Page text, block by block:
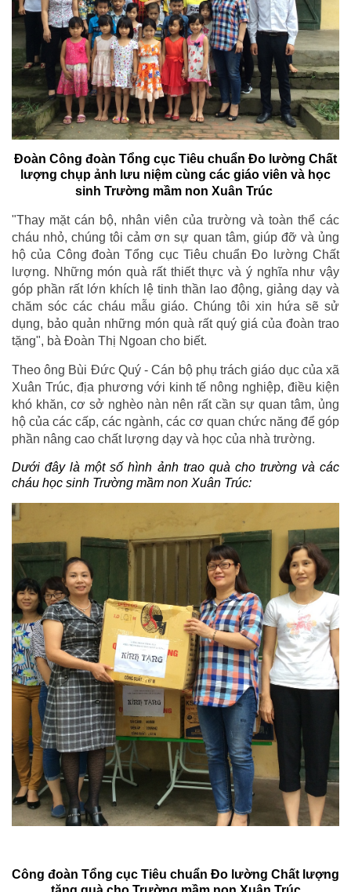
Đoàn Công đoàn Tổng cục Tiêu chuẩn Đo lường Chất
lượng chụp ảnh lưu niệm cùng các giáo viên và học
sinh Trường mầm non Xuân Trúc
"Thay mặt cán bộ, nhân viên của trường và toàn thể các
cháu nhỏ, chúng tôi cảm ơn sự quan tâm, giúp đỡ và ủng
hộ của Công đoàn Tổng cục Tiêu chuẩn Đo lường Chất
lượng. Những món quà rất thiết thực và ý nghĩa như vậy
góp phần rất lớn khích lệ tinh thần lao động, giảng dạy và
chăm sóc các cháu mẫu giáo. Chúng tôi xin hứa sẽ sử
dụng, bảo quản những món quà rất quý giá của đoàn trao
tặng", bà Đoàn Thị Ngoan cho biết.
Theo ông Bùi Đức Quý - Cán bộ phụ trách giáo dục của xã
Xuân Trúc, địa phương với kinh tế nông nghiệp, điều kiện
khó khăn, cơ sở nghèo nàn nên rất cần sự quan tâm, ủng
hộ của các cấp, các ngành, các cơ quan chức năng để góp
phần nâng cao chất lượng dạy và học của nhà trường.
Dưới đây là một số hình ảnh trao quà cho trường và các
cháu học sinh Trường mầm non Xuân Trúc:
Công đoàn Tổng cục Tiêu chuẩn Đo lường Chất lượng